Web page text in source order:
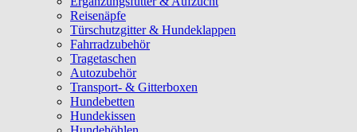
Reisenäpfe
Türschutzgitter & Hundeklappen
Fahrradzubehör
Tragetaschen
Autozubehör
Transport- & Gitterboxen
Hundebetten
Hundekissen